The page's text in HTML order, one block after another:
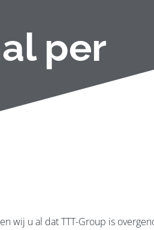
per
wij u al dat TTT-Group is